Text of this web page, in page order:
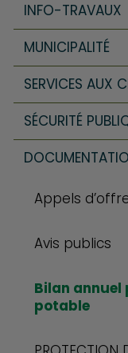
INFO-TRAVAUX
MUNICIPALITÉ
SERVICES AUX
SÉCURITÉ
Appels
Avis publics
Bilan annuel
potable